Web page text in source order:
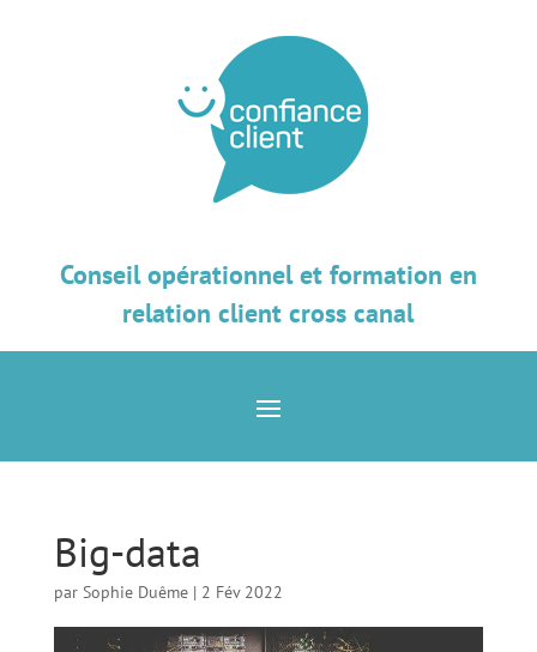
Conseil opérationnel et formation en
relation client cross canal
Big-data
par Sophie Duême| 2 Fév 2022